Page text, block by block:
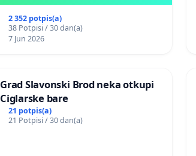
2 352 potpis(a)
38 Potpisi / 30 dan(a)
7 Jun 2026
Grad Slavonski Brod neka otkupi
Ciglarske bare
21 potpis(a)
21 Potpisi / 30 dan(a)